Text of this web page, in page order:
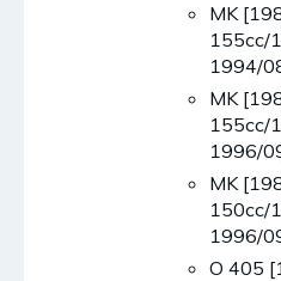
MK
155cc/
1994/
MK
155cc/
1996/
MK
150cc/
1996/
O 405